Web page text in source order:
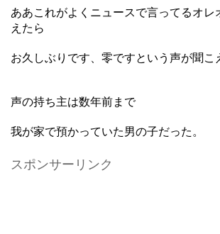
ああこれがよくニュースで言ってるオレ
えたら
お久しぶりです、零ですという声が聞こ
声の持ち主は数年前まで
我が家で預かっていた男の子だった。
スポンサーリンク